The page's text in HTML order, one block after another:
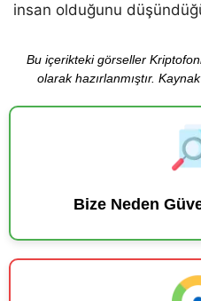
insan olduğunu
Bu içerikteki görseller
olarak hazırlanmıştır.
Bize Neden